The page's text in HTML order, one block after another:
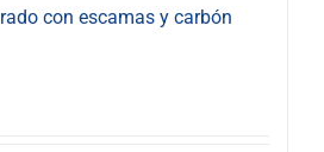
con escamas y carbón